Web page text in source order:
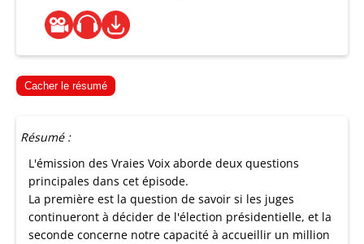
Cacher le résumé
Résumé :
L'émission des Vraies Voix aborde deux questions
principales dans cet épisode.
La première est la question de savoir si les juges
continueront à décider de l'élection présidentielle, et la
seconde concerne notre capacité à accueillir un million